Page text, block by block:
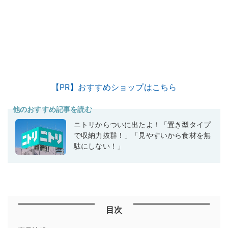
【PR】おすすめショップはこちら
他のおすすめ記事を読む
ニトリからついに出たよ！「置き型タイプ
で収納力抜群！」「見やすいから食材を無
駄にしない！」
目次